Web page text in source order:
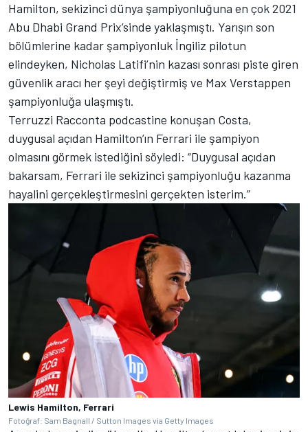
Hamilton, sekizinci dünya şampiyonluğuna en çok 2021
Abu Dhabi Grand Prix’sinde yaklaşmıştı. Yarışın son
bölümlerine kadar şampiyonluk İngiliz pilotun
elindeyken, Nicholas Latifi’nin kazası sonrası piste giren
güvenlik aracı her şeyi değiştirmiş ve Max Verstappen
şampiyonluğa ulaşmıştı.
Terruzzi Racconta podcastine konuşan Costa,
duygusal açıdan Hamilton’ın Ferrari ile şampiyon
olmasını görmek istediğini söyledi: “Duygusal açıdan
bakarsam, Ferrari ile sekizinci şampiyonluğu kazanma
hayalini gerçekleştirmesini gerçekten isterim.”
Lewis Hamilton, Ferrari
Fotoğraf: Sam Bagnall / Sutton Images via Getty Images